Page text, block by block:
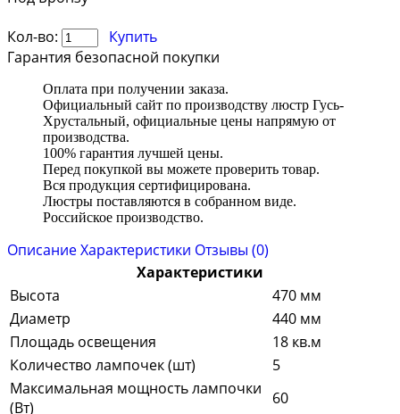
Кол-во:
Купить
Гарантия безопасной покупки
Оплата при получении заказа.
Официальный сайт по производству люстр Гусь-
Хрустальный, официальные цены напрямую от
производства.
100% гарантия лучшей цены.
Перед покупкой вы можете проверить товар.
Вся продукция сертифицирована.
Люстры поставляются в собранном виде.
Российское производство.
ОписаниеХарактеристики Отзывы (0)
Характеристики
Высота
470 мм
Диаметр
440 мм
Площадь освещения
18 кв.м
Количество лампочек (шт)
5
Максимальная мощность лампочки
(Вт)
60